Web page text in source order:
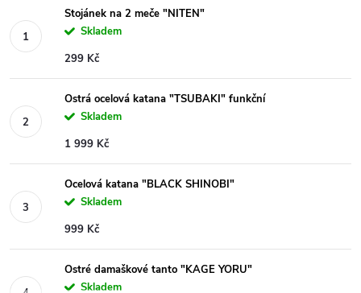
Stojánek na 2 meče "NITEN"
Skladem
299 Kč
Ostrá ocelová katana "TSUBAKI" funkční
Skladem
1 999 Kč
Ocelová katana "BLACK SHINOBI"
Skladem
999 Kč
Ostré damaškové tanto "KAGE YORU"
Skladem